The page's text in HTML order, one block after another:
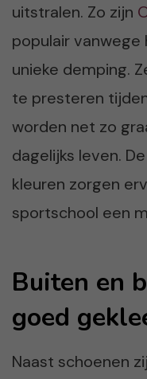
uitstralen. Zo zijn
populair vanwege
unieke demping.
te presteren
worden net zo
dagelijks leven.
kleuren zorgen
sportschool een
Buiten en
goed
Naast schoenen